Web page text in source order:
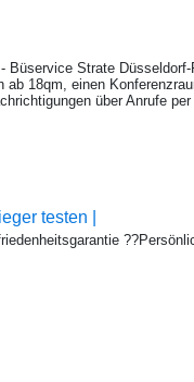
Büservice Strate
18qm, einen
über Anrufe
testen |